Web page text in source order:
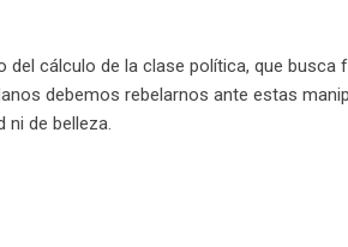
cálculo de la clase política, que
debemos rebelarnos ante estas
ni de belleza.